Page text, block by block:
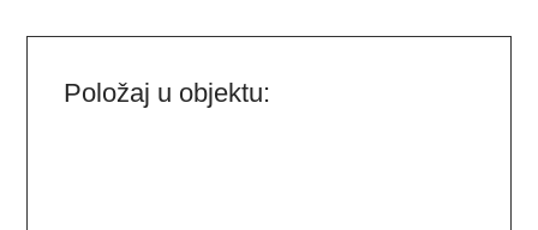
Položaj u objektu: